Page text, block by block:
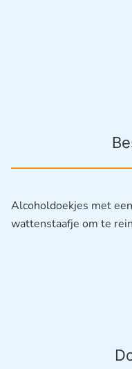
Alcoholdoekjes met
wattenstaafje om te